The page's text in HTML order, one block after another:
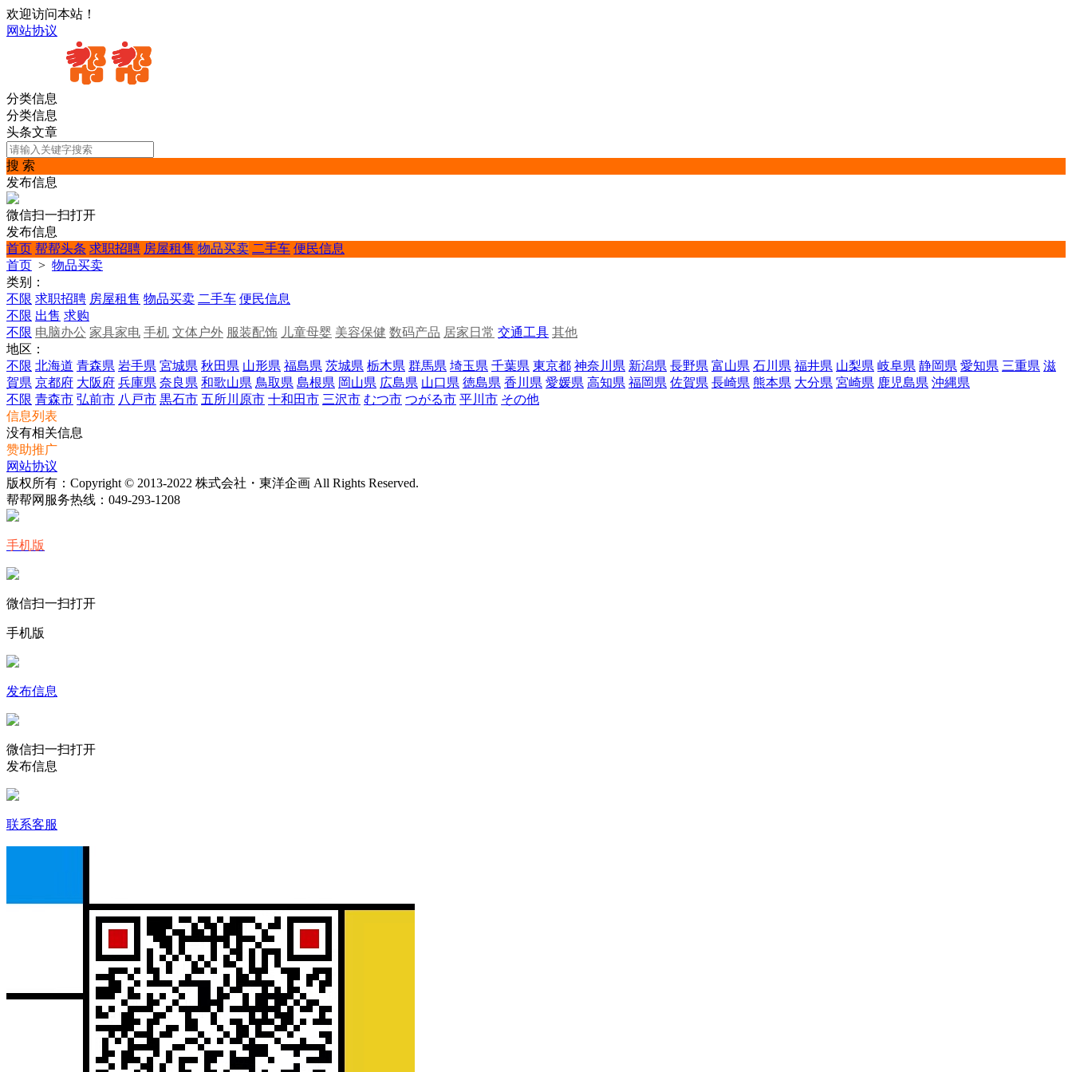
欢迎访问本站！
网站协议
分类信息
分类信息
头条文章
搜 索
发布信息
微信扫一扫打开
发布信息
首页 帮帮头条 求职招聘 房屋租售 物品买卖 二手车 便民信息
首页 > 物品买卖
类别：
不限 求职招聘 房屋租售 物品买卖 二手车 便民信息
不限 出售 求购
不限 电脑办公 家具家电 手机 文体户外 服装配饰 儿童母婴 美容保健 数码产品 居家日常 交通工具 其他
地区：
不限 北海道 青森県 岩手県 宮城県 秋田県 山形県 福島県 茨城県 栃木県 群馬県 埼玉県 千葉県 東京都 神奈川県 新潟県 長野県 富山県 石川県 福井県 山梨県 岐阜県 静岡県 愛知県 三重県 滋
賀県 京都府 大阪府 兵庫県 奈良県 和歌山県 鳥取県 島根県 岡山県 広島県 山口県 徳島県 香川県 愛媛県 高知県 福岡県 佐賀県 長崎県 熊本県 大分県 宮崎県 鹿児島県 沖縄県
不限 青森市 弘前市 八戸市 黒石市 五所川原市 十和田市 三沢市 むつ市 つがる市 平川市 その他
信息列表
没有相关信息
赞助推广
网站协议
版权所有：Copyright © 2013-2022 株式会社・東洋企画 All Rights Reserved.
帮帮网服务热线： 049-293-1208
手机版
微信扫一扫打开
手机版
发布信息
微信扫一扫打开
发布信息
联系客服